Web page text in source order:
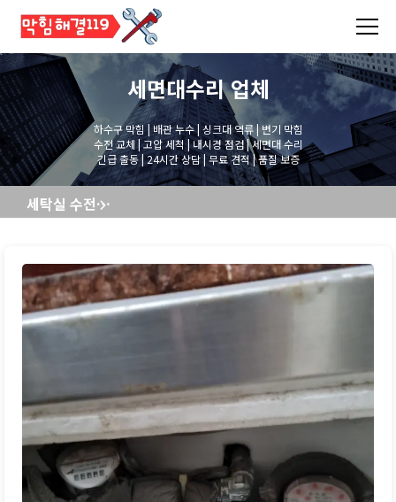
세면대수리업체
하수구 막힘 | 배관 누수 | 싱크대 역류 | 변기 막힘
수전 교체 | 고압 세척 | 내시경 점검 | 세면대 수리
긴급 출동 | 24시간 상담 | 무료 견적 | 품질 보증
세탁실 수전교체